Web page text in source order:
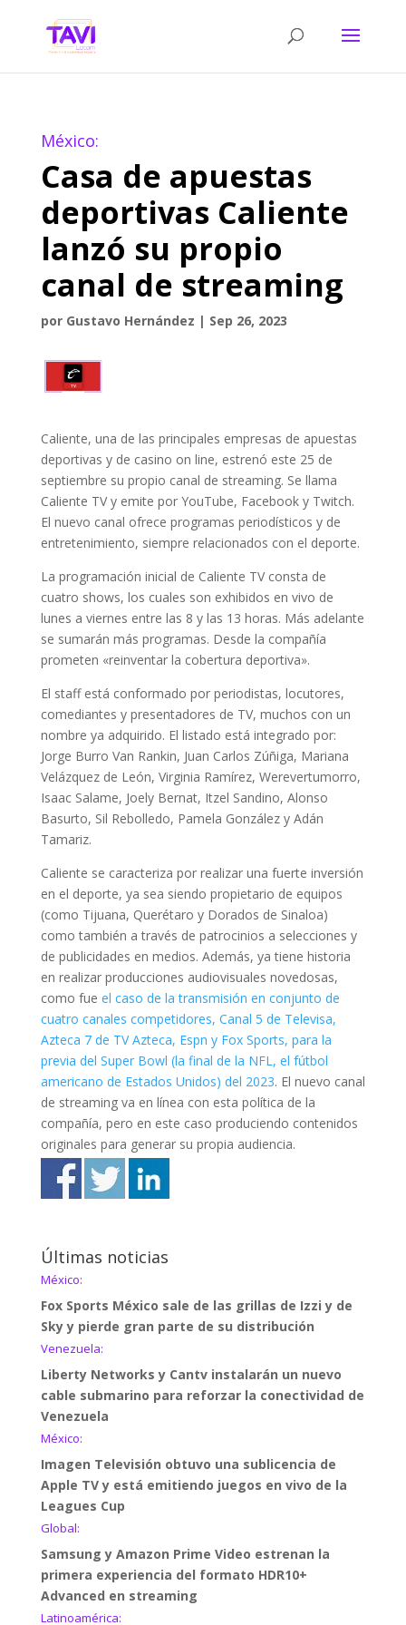
México:
Casa de apuestas
deportivas Caliente
lanzó su propio
canal de streaming
por Gustavo Hernández | Sep 26, 2023
Caliente, una de las principales empresas de apuestas
deportivas y de casino on line, estrenó este 25 de
septiembre su propio canal de streaming. Se llama
Caliente TV y emite por YouTube, Facebook y Twitch.
El nuevo canal ofrece programas periodísticos y de
entretenimiento, siempre relacionados con el deporte.
La programación inicial de Caliente TV consta de
cuatro shows, los cuales son exhibidos en vivo de
lunes a viernes entre las 8 y las 13 horas. Más adelante
se sumarán más programas. Desde la compañía
prometen «reinventar la cobertura deportiva».
El staff está conformado por periodistas, locutores,
comediantes y presentadores de TV, muchos con un
nombre ya adquirido. El listado está integrado por:
Jorge Burro Van Rankin, Juan Carlos Zúñiga, Mariana
Velázquez de León, Virginia Ramírez, Werevertumorro,
Isaac Salame, Joely Bernat, Itzel Sandino, Alonso
Basurto, Sil Rebolledo, Pamela González y Adán
Tamariz.
Caliente se caracteriza por realizar una fuerte inversión
en el deporte, ya sea siendo propietario de equipos
(como Tijuana, Querétaro y Dorados de Sinaloa)
como también a través de patrocinios a selecciones y
de publicidades en medios. Además, ya tiene historia
en realizar producciones audiovisuales novedosas,
como fue el caso de la transmisión en conjunto de
cuatro canales competidores, Canal 5 de Televisa,
Azteca 7 de TV Azteca, Espn y Fox Sports, para la
previa del Super Bowl (la final de la NFL, el fútbol
americano de Estados Unidos) del 2023. El nuevo canal
de streaming va en línea con esta política de la
compañía, pero en este caso produciendo contenidos
originales para generar su propia audiencia.
Últimas noticias
México:
Fox Sports México sale de las grillas de Izzi y de
Sky y pierde gran parte de su distribución
Venezuela:
Liberty Networks y Cantv instalarán un nuevo
cable submarino para reforzar la conectividad de
Venezuela
México:
Imagen Televisión obtuvo una sublicencia de
Apple TV y está emitiendo juegos en vivo de la
Leagues Cup
Global:
Samsung y Amazon Prime Video estrenan la
primera experiencia del formato HDR10+
Advanced en streaming
Latinoamérica: